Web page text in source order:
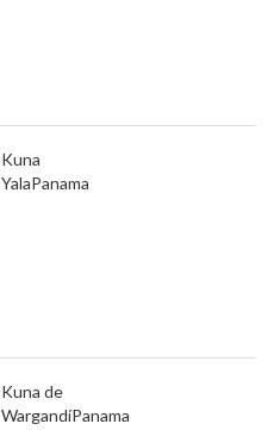
Kuna
YalaPanama
Kuna de
WargandíPanama